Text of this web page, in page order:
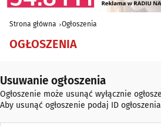
Strona główna Ogłoszenia
OGŁOSZENIA
Usuwanie ogłoszenia
Ogłoszenie może usunąć wyłącznie
Aby usunąć ogłoszenie podaj ID